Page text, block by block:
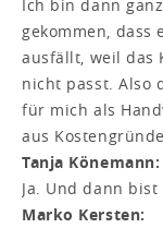
Ich bin dann
gekommen, dass
ausfällt, weil das
nicht passt. Also
für mich als
aus
Tanja Könemann:
Ja. Und dann
Marko Kersten: